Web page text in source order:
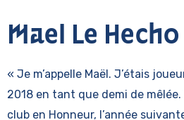
Mael Le Hecho
« Je m’appelle Maël. J’étais
2018 en tant que demi de
club en Honneur, l’année